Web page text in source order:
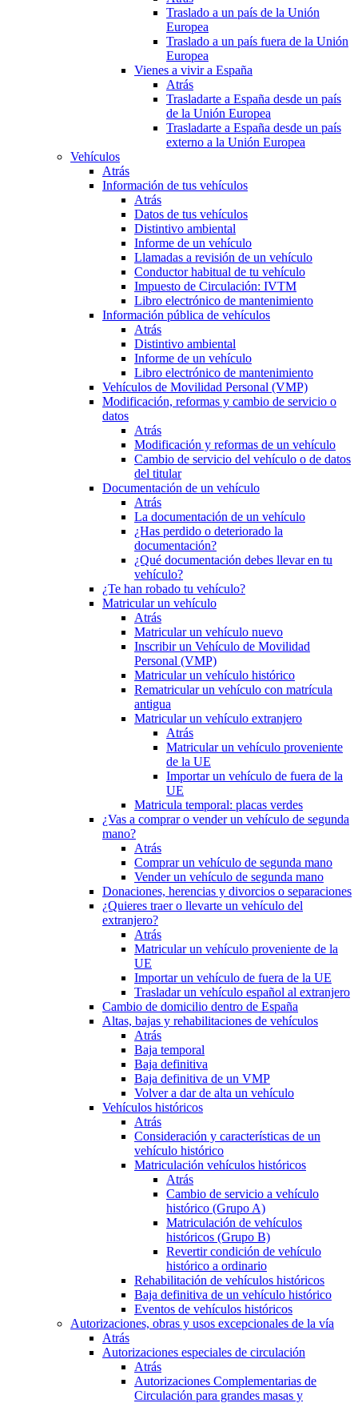
Traslado a un país de la Unión
Europea
Traslado a un país fuera de la Unión
Europea
Vienes a vivir a España
Atrás
Trasladarte a España desde un país
de la Unión Europea
Trasladarte a España desde un país
externo a la Unión Europea
Vehículos
Atrás
Información de tus vehículos
Atrás
Datos de tus vehículos
Distintivo ambiental
Informe de un vehículo
Llamadas a revisión de un vehículo
Conductor habitual de tu vehículo
Impuesto de Circulación: IVTM
Libro electrónico de mantenimiento
Información pública de vehículos
Atrás
Distintivo ambiental
Informe de un vehículo
Libro electrónico de mantenimiento
Vehículos de Movilidad Personal (VMP)
Modificación, reformas y cambio de servicio o
datos
Atrás
Modificación y reformas de un vehículo
Cambio de servicio del vehículo o de datos
del titular
Documentación de un vehículo
Atrás
La documentación de un vehículo
¿Has perdido o deteriorado la
documentación?
¿Qué documentación debes llevar en tu
vehículo?
¿Te han robado tu vehículo?
Matricular un vehículo
Atrás
Matricular un vehículo nuevo
Inscribir un Vehículo de Movilidad
Personal (VMP)
Matricular un vehículo histórico
Rematricular un vehículo con matrícula
antigua
Matricular un vehículo extranjero
Atrás
Matricular un vehículo proveniente
de la UE
Importar un vehículo de fuera de la
UE
Matricula temporal: placas verdes
¿Vas a comprar o vender un vehículo de segunda
mano?
Atrás
Comprar un vehículo de segunda mano
Vender un vehículo de segunda mano
Donaciones, herencias y divorcios o separaciones
¿Quieres traer o llevarte un vehículo del
extranjero?
Atrás
Matricular un vehículo proveniente de la
UE
Importar un vehículo de fuera de la UE
Trasladar un vehículo español al extranjero
Cambio de domicilio dentro de España
Altas, bajas y rehabilitaciones de vehículos
Atrás
Baja temporal
Baja definitiva
Baja definitiva de un VMP
Volver a dar de alta un vehículo
Vehículos históricos
Atrás
Consideración y características de un
vehículo histórico
Matriculación vehículos históricos
Atrás
Cambio de servicio a vehículo
histórico (Grupo A)
Matriculación de vehículos
históricos (Grupo B)
Revertir condición de vehículo
histórico a ordinario
Rehabilitación de vehículos históricos
Baja definitiva de un vehículo histórico
Eventos de vehículos históricos
Autorizaciones, obras y usos excepcionales de la vía
Atrás
Autorizaciones especiales de circulación
Atrás
Autorizaciones Complementarias de
Circulación para grandes masas y